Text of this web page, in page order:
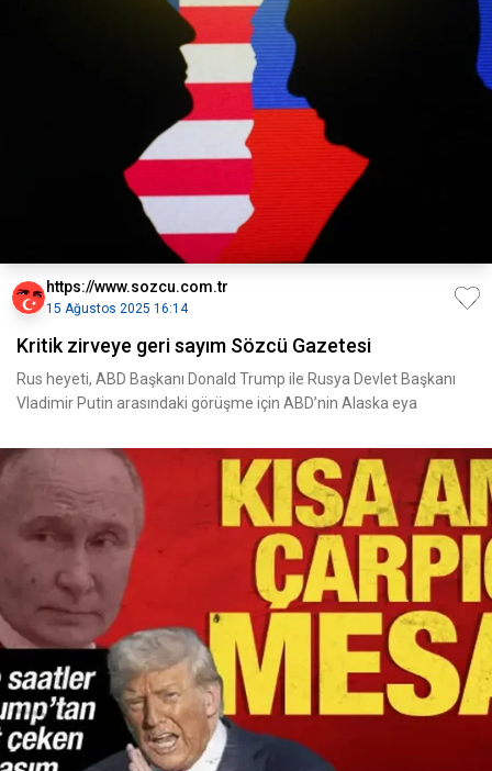
https://www.sozcu.com.tr
15 Ağustos 2025 16:14
Kritik zirveye geri sayım Sözcü Gazetesi
Rus heyeti, ABD Başkanı Donald Trump ile Rusya Devlet Başkanı
Vladimir Putin arasındaki görüşme için ABD’nin Alaska eya